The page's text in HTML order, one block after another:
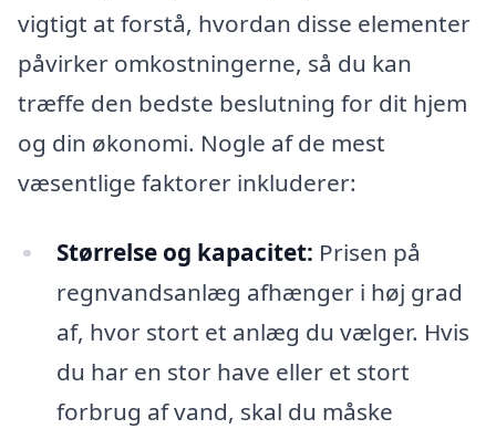
vigtigt at forstå, hvordan disse elementer
påvirker omkostningerne, så du kan
træffe den bedste beslutning for dit hjem
og din økonomi. Nogle af de mest
væsentlige faktorer inkluderer:
Størrelse og kapacitet: Prisen på
regnvandsanlæg afhænger i høj grad
af, hvor stort et anlæg du vælger. Hvis
du har en stor have eller et stort
forbrug af vand, skal du måske